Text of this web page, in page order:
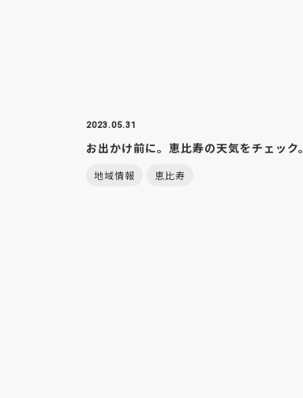
2023.05.31
お出かけ前に。恵比寿の天気をチェック。
地域情報 恵比寿